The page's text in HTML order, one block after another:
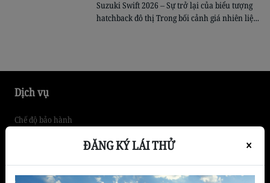
Suzuki Swift 2026 – Sự trở lại của biểu tượng
hatchback đô thị Trong bối cảnh giá nhiên liệu
Dịch vụ
Chế độ bảo hành
ĐĂNG KÝ LÁI THỬ ×